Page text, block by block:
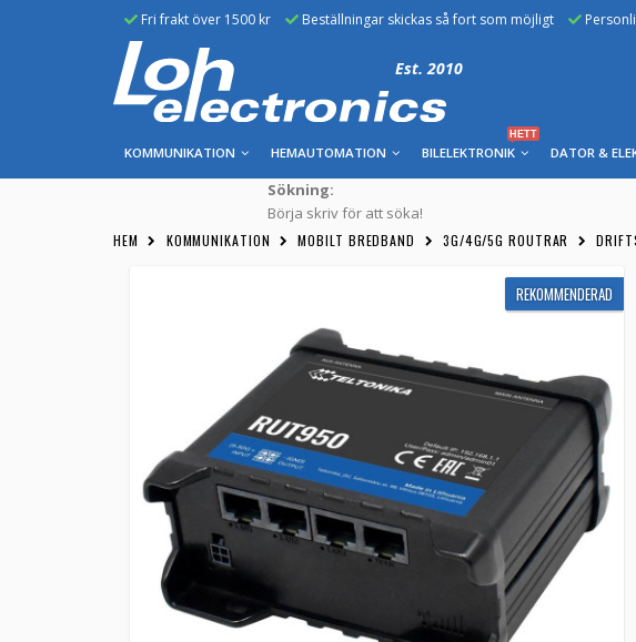
Fri frakt över 1500 kr Beställningar skickas så fort som möjligt
Est. 2010
KOMMUNIKATION HEMAUTOMATION BILELEKTRONIK
HETT
DATOR &
Sökning:
Börja skriv för att söka!
HEM KOMMUNIKATION MOBILT BREDBAND 3G/4G/5G ROUTRAR
REKOMMENDERAD